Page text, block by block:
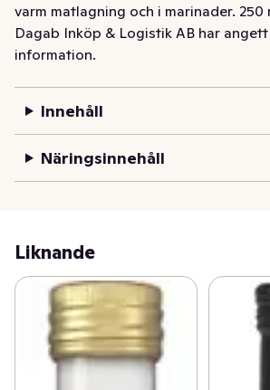
varm matlagning och i marinader. 250
Dagab Inköp & Logistik AB har
information.
Innehåll
Näringsinnehåll
Liknande